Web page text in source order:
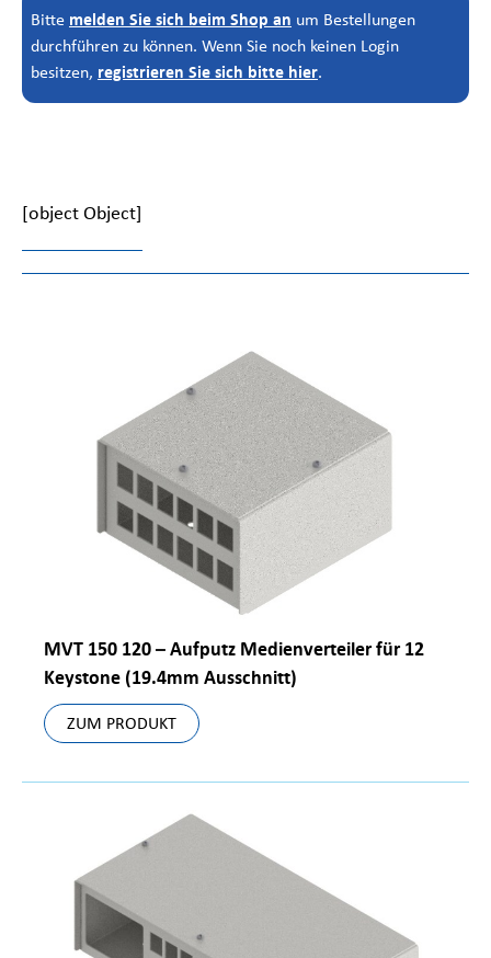
Bitte melden Sie sich beim Shop an um Bestellungen
durchführen zu können. Wenn Sie noch keinen Login
besitzen, registrieren Sie sich bitte hier.
[object Object]
MVT 150 120 – Aufputz Medienverteiler für 12
Keystone (19.4mm Ausschnitt)
ZUM PRODUKT